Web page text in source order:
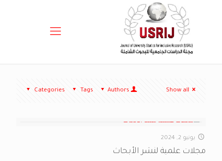
Categories Tags Authors Show all
يونيو 2, 2024
مجلات علمية لنشر الأبحاث